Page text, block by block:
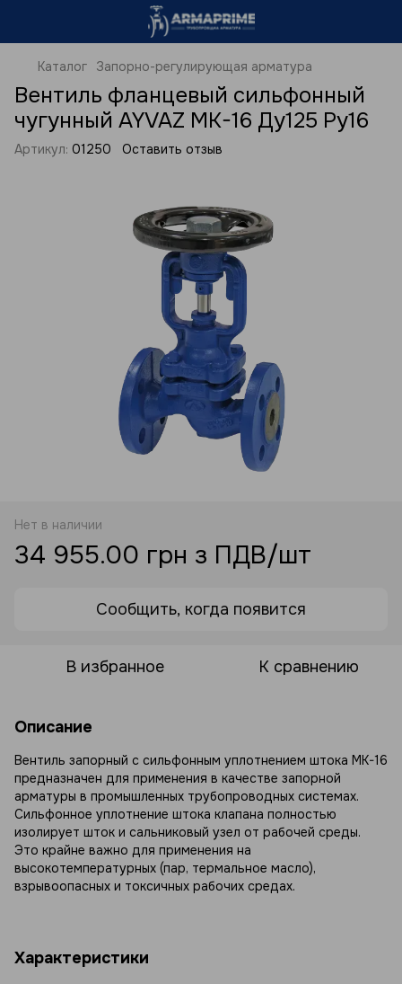
Каталог Запорно-регулирующая арматура
Вентиль фланцевый сильфонный
чугунный AYVAZ MK-16 Ду125 Ру16
Артикул: 01250 Оставить отзыв
Нет в наличии
34 955.00 грн з ПДВ/шт
Сообщить, когда появится
В избранное К сравнению
Описание
Вентиль запорный с сильфонным уплотнением штока MK-16
предназначен для применения в качестве запорной
арматуры в промышленных трубопроводных системах.
Сильфонное уплотнение штока клапана полностью
изолирует шток и сальниковый узел от рабочей среды.
Это крайне важно для применения на
высокотемпературных (пар, термальное масло),
взрывоопасных и токсичных рабочих средах.
Характеристики